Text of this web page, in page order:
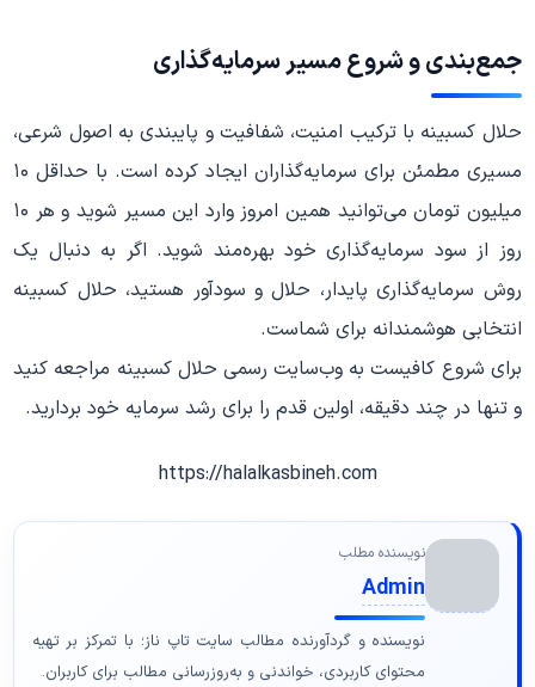
جمع‌بندی و شروع مسیر سرمایه‌گذاری
حلال کسبینه با ترکیب امنیت، شفافیت و پایبندی به اصول شرعی،
مسیری مطمئن برای سرمایه‌گذاران ایجاد کرده است. با حداقل ۱۰
میلیون تومان می‌توانید همین امروز وارد این مسیر شوید و هر ۱۰
روز از سود سرمایه‌گذاری خود بهره‌مند شوید. اگر به دنبال یک
روش سرمایه‌گذاری پایدار، حلال و سودآور هستید، حلال کسبینه
انتخابی هوشمندانه برای شماست.
برای شروع کافیست به وب‌سایت رسمی حلال کسبینه مراجعه کنید
و تنها در چند دقیقه، اولین قدم را برای رشد سرمایه خود بردارید.
https://halalkasbineh.com
نویسنده مطلب
Admin
نویسنده و گردآورنده مطالب سایت تاپ ناز؛ با تمرکز بر تهیه
محتوای کاربردی، خواندنی و به‌روزرسانی مطالب برای کاربران.